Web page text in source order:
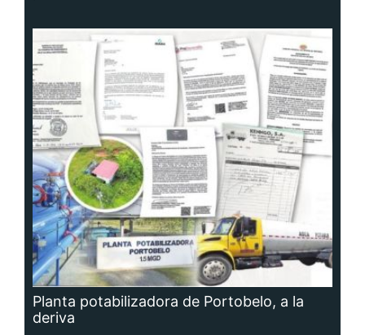
Planta potabilizadora de Portobelo, a la
deriva